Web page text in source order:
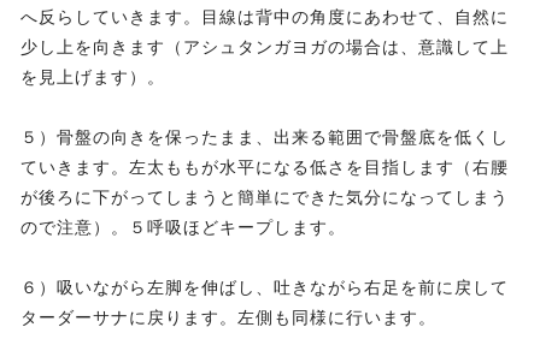
へ反らしていきます。目線は背中の角度にあわせて、自然に
少し上を向きます（アシュタンガヨガの場合は、意識して上
を見上げます）。
５）骨盤の向きを保ったまま、出来る範囲で骨盤底を低くし
ていきます。左太ももが水平になる低さを目指します（右腰
が後ろに下がってしまうと簡単にできた気分になってしまう
ので注意）。５呼吸ほどキープします。
６）吸いながら左脚を伸ばし、吐きながら右足を前に戻して
ターダーサナに戻ります。左側も同様に行います。